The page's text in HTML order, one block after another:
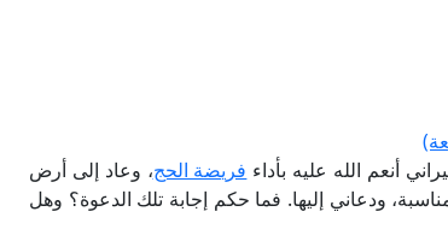
أنعم الله عليه بأداء فريضة الحج، وعاد إلى أرض
ودعاني إليها. فما حكم إجابة تلك الدعوة؟ وهل